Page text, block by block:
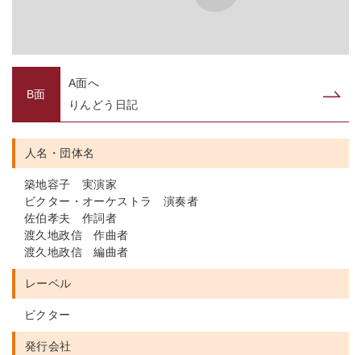
B面
A面へ
りんどう日記
人名・団体名
築地容子 実演家
ビクター・オーケストラ 演奏者
佐伯孝夫 作詞者
渡久地政信 作曲者
渡久地政信 編曲者
レーベル
ビクター
発行会社